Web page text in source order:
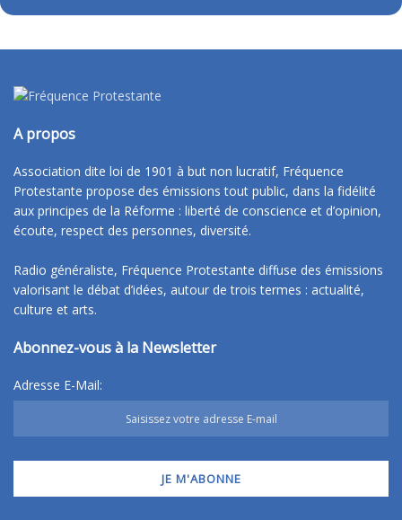
A propos
Association dite loi de 1901 à but non lucratif, Fréquence
Protestante propose des émissions tout public, dans la fidélité
aux principes de la Réforme : liberté de conscience et d’opinion,
écoute, respect des personnes, diversité.
Radio généraliste, Fréquence Protestante diffuse des émissions
valorisant le débat d’idées, autour de trois termes : actualité,
culture et arts.
Abonnez-vous à la Newsletter
Adresse E-Mail: